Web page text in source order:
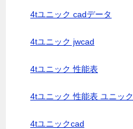
4tユニック cadデータ
4tユニック jwcad
4tユニック 性能表
4tユニック 性能表 ユニック
4tユニックcad